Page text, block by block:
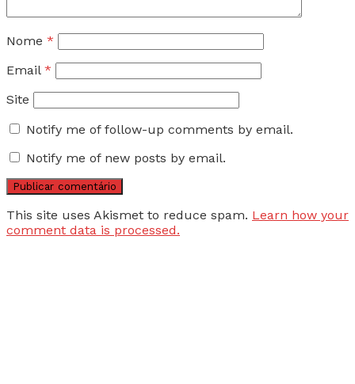
Nome *
Email *
Site
Notify me of follow-up comments by email.
Notify me of new posts by email.
This site uses Akismet to reduce spam. Learn how your
comment data is processed.